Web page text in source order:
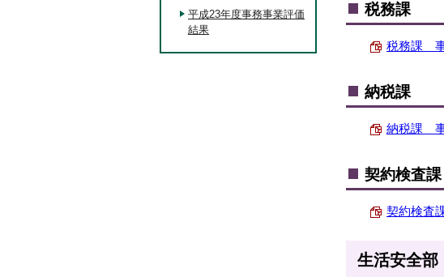
税務課
税務課 事
納税課
納税課 事
契約検査課
契約検査
生活安全部
平成23年度事務事業評価
結果